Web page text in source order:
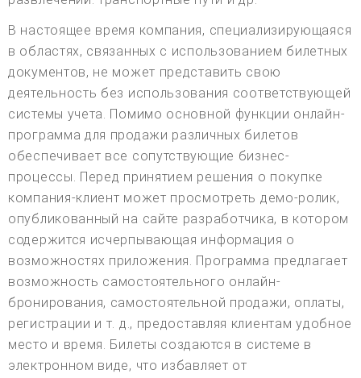
В настоящее время компания, специализирующаяся
в областях, связанных с использованием билетных
документов, не может представить свою
деятельность без использования соответствующей
системы учета. Помимо основной функции онлайн-
программа для продажи различных билетов
обеспечивает все сопутствующие бизнес-
процессы. Перед принятием решения о покупке
компания-клиент может просмотреть демо-ролик,
опубликованный на сайте разработчика, в котором
содержится исчерпывающая информация о
возможностях приложения. Программа предлагает
возможность самостоятельного онлайн-
бронирования, самостоятельной продажи, оплаты,
регистрации и т. д., предоставляя клиентам удобное
место и время. Билеты создаются в системе в
электронном виде, что избавляет от